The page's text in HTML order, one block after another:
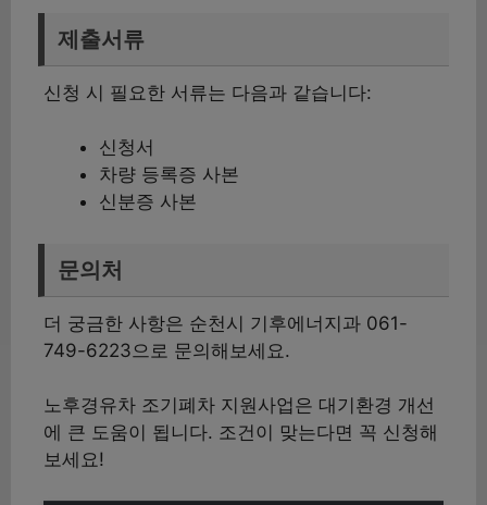
제출서류
신청 시 필요한 서류는 다음과 같습니다:
신청서
차량 등록증 사본
신분증 사본
문의처
더 궁금한 사항은 순천시 기후에너지과 061-
749-6223으로 문의해보세요.
노후경유차 조기폐차 지원사업은 대기환경 개선
에 큰 도움이 됩니다. 조건이 맞는다면 꼭 신청해
보세요!